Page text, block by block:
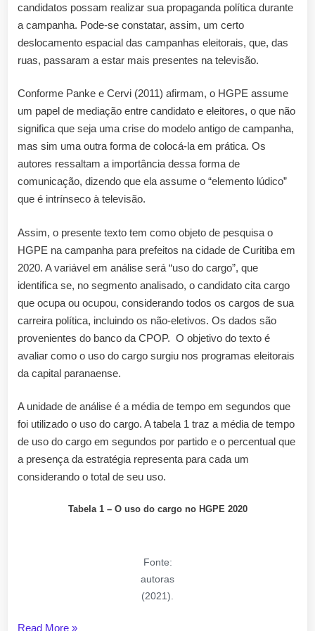
candidatos possam realizar sua propaganda política durante
a campanha. Pode-se constatar, assim, um certo
deslocamento espacial das campanhas eleitorais, que, das
ruas, passaram a estar mais presentes na televisão.
Conforme Panke e Cervi (2011) afirmam, o HGPE assume
um papel de mediação entre candidato e eleitores, o que não
significa que seja uma crise do modelo antigo de campanha,
mas sim uma outra forma de colocá-la em prática. Os
autores ressaltam a importância dessa forma de
comunicação, dizendo que ela assume o “elemento lúdico”
que é intrínseco à televisão.
Assim, o presente texto tem como objeto de pesquisa o
HGPE na campanha para prefeitos na cidade de Curitiba em
2020. A variável em análise será “uso do cargo”, que
identifica se, no segmento analisado, o candidato cita cargo
que ocupa ou ocupou, considerando todos os cargos de sua
carreira política, incluindo os não-eletivos. Os dados são
provenientes do banco da CPOP. O objetivo do texto é
avaliar como o uso do cargo surgiu nos programas eleitorais
da capital paranaense.
A unidade de análise é a média de tempo em segundos que
foi utilizado o uso do cargo. A tabela 1 traz a média de tempo
de uso do cargo em segundos por partido e o percentual que
a presença da estratégia representa para cada um
considerando o total de seu uso.
Tabela 1 – O uso do cargo no HGPE 2020
Fonte:
autoras
(2021).
Read More“Eleições
»